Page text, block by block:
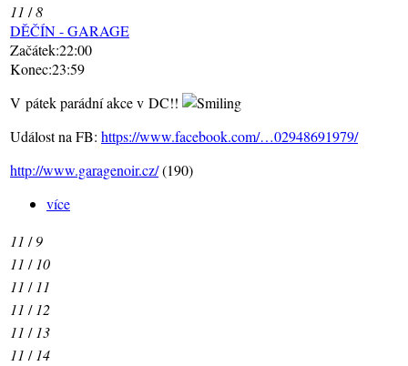
11 /8
DĚČÍN - GARAGE
Začátek:22:00
Konec:23:59
V pátek parádní akce v DC!!
Událost na FB: https://www.facebook.com/…02948691979/
http://www.garagenoir.cz/(190)
více
11 /9
11 / 10
11 / 11
11 / 12
11 / 13
11 / 14